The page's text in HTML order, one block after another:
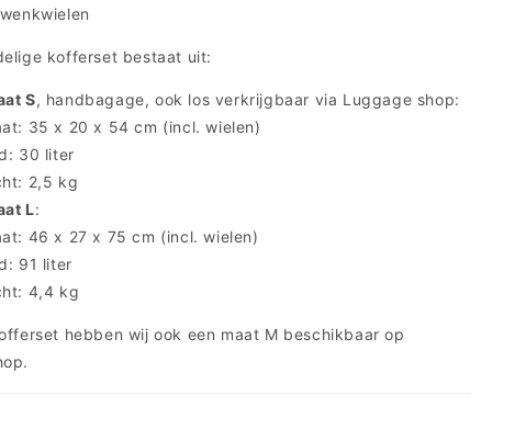
kofferset bestaat uit:
S, handbagage, ook los verkrijgbaar via Luggage shop:
35 x 20 x 54 cm (incl. wielen)
30 liter
2,5 kg
L:
46 x 27 x 75 cm (incl. wielen)
91 liter
4,4 kg
hebben wij ook een maat M beschikbaar op